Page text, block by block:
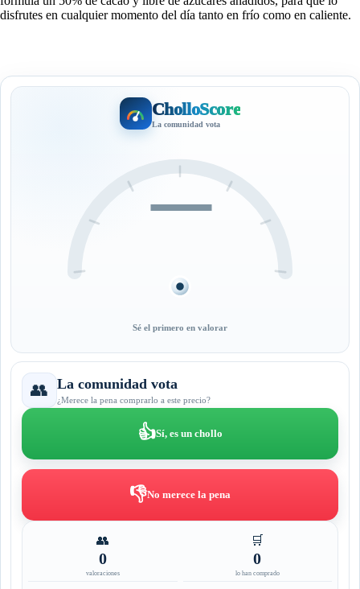
disfrutes en cualquier momento del día tanto en frío como en caliente.
CholloScore
La comunidad vota
—
Sé el primero en valorar
👥 La comunidad vota
¿Merece la pena comprarlo a este precio?
👍Sí, es un chollo
👎No merece la pena
👥
0
valoraciones
🛒
0
lo han comprado